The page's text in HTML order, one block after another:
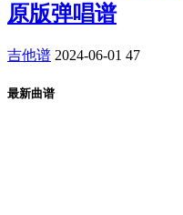
原版弹唱谱
吉他谱 2024-06-01 47
最新曲谱